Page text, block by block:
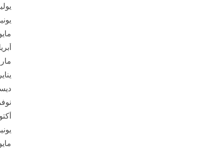
يوليو
يونيو
مايو
يناير
يونيو
مايو